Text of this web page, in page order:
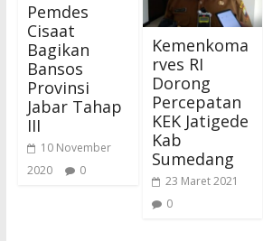
Pemdes
Cisaat
Bagikan
Bansos
Provinsi
Jabar Tahap
III
10 November
2020
0
Kemenkoma
rves RI
Dorong
Percepatan
KEK Jatigede
Kab
Sumedang
23 Maret 2021
0